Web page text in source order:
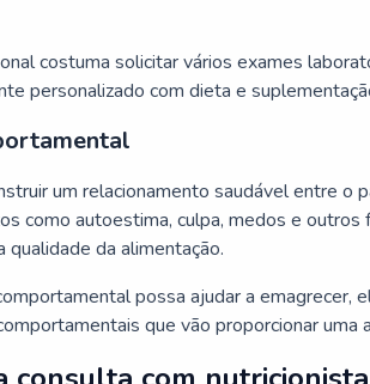
costuma solicitar vários exames
personalizado com dieta e
um relacionamento saudável entre o
como autoestima, culpa, medos e outros
qualidade da alimentação.
possa ajudar a emagrecer,
que vão proporcionar uma